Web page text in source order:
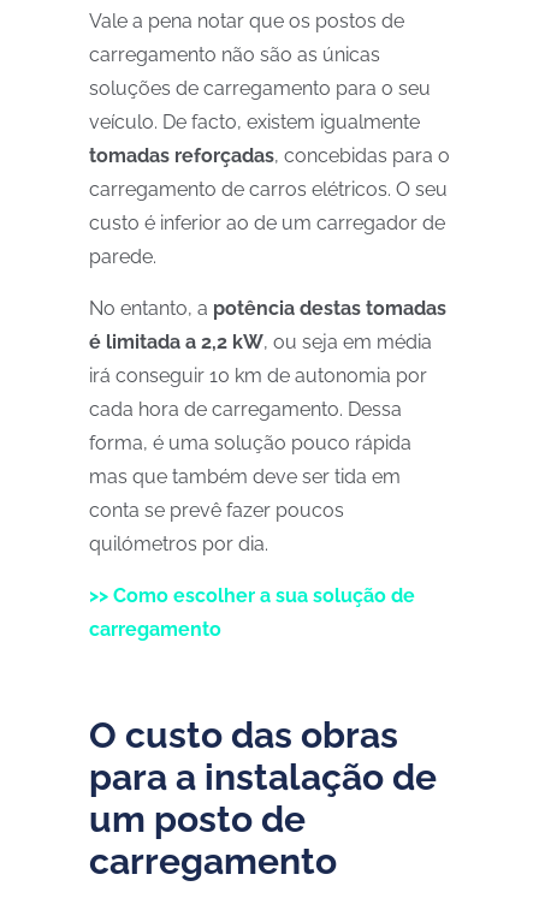
Vale a pena notar que os postos de
carregamento não são as únicas
soluções de carregamento para o seu
veículo. De facto, existem igualmente
tomadas reforçadas, concebidas para o
carregamento de carros elétricos. O seu
custo é inferior ao de um carregador de
parede.
No entanto, a potência destas tomadas
é limitada a 2,2 kW, ou seja em média
irá conseguir 10 km de autonomia por
cada hora de carregamento. Dessa
forma, é uma solução pouco rápida
mas que também deve ser tida em
conta se prevê fazer poucos
quilómetros por dia.
>> Como escolher a sua solução de
carregamento
O custo das obras
para a instalação de
um posto de
carregamento